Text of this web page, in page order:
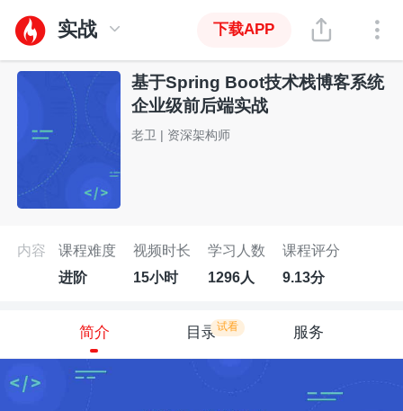
实战 下载APP
基于Spring Boot技术栈博客系统
企业级前后端实战
老卫 | 资深架构师
内容
课程难度
进阶
视频时长
15小时
学习人数
1296人
课程评分
9.13分
简介 目录试看 服务